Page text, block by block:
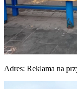
Adres: Reklama na